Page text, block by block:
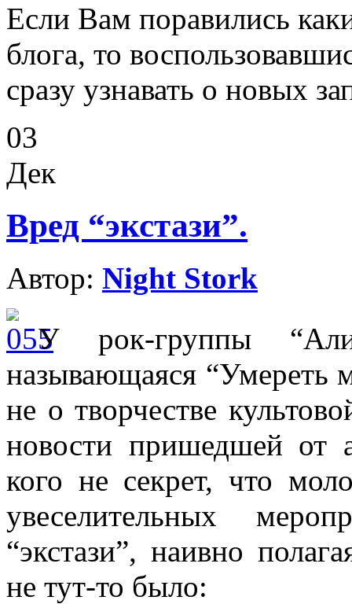
Если Вам поравились
блога, то
сразу узнавать о новых
03
Дек
Вред “экстази”.
Автор: Night Stork
У рок-группы
называющаяся “Умереть
не о творчестве
новости пришедшей от
кого не секрет, что
увеселительных
“экстази”, наивно
не тут-то было: